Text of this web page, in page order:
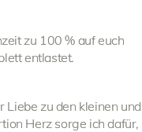
zu 100 % auf euch
entlastet.
Liebe zu den kleinen und
Herz sorge ich dafür,